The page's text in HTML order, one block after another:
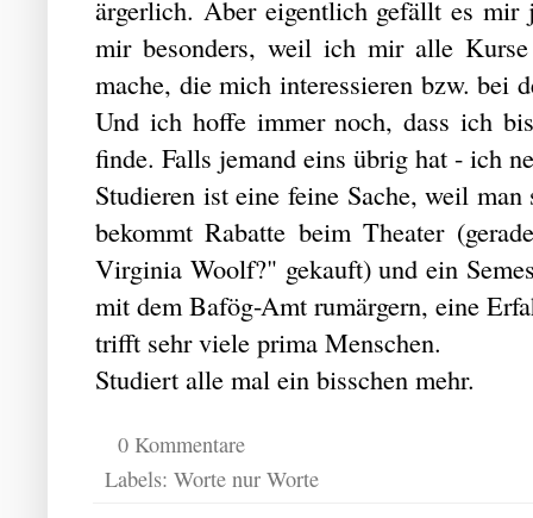
ärgerlich. Aber eigentlich gefällt es mir
mir besonders, weil ich mir alle
mache, die mich interessieren bzw. bei
Und ich hoffe immer noch, dass ich
finde. Falls jemand eins übrig hat - ich
Studieren ist eine feine Sache, weil
bekommt Rabatte beim Theater
Virginia Woolf?" gekauft) und ein
mit dem Bafög-Amt rumärgern, eine
trifft sehr viele prima Menschen.
Studiert alle mal ein bisschen mehr.
0 Kommentare
Labels: Worte nur Worte